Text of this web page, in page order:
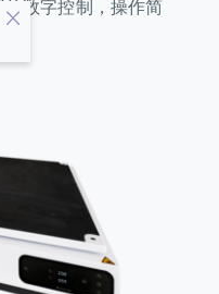
数字控制，操作简